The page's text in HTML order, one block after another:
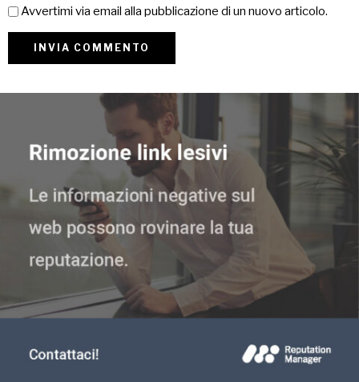
Avvertimi via email alla pubblicazione di un nuovo articolo.